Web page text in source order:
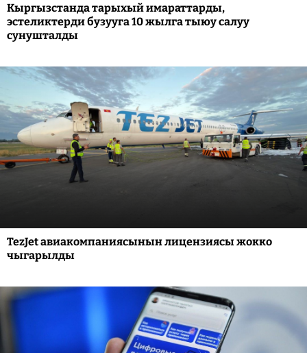
Кыргызстанда тарыхый имараттарды,
эстеликтерди бузууга 10 жылга тыюу салуу
сунушталды
TezJet авиакомпаниясынын лицензиясы жокко
чыгарылды